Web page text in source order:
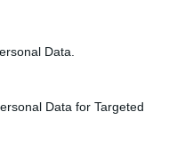
Data.
Data for Targeted
läser sensorn av
det visar sig att ditt hår
att blinka i vitt och
displayen). Om du redan
själv ställer in den lägre
temperaturen